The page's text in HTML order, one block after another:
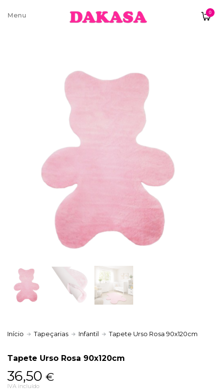
0
Sobre nós
Contatos e moradas
Início Tapeçarias Infantil Tapete Urso Rosa 90x120cm
Tapete Urso Rosa 90x120cm
36,50 €
IVA incluído